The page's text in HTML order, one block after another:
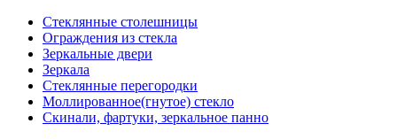
Стеклянные столешницы
Ограждения из стекла
Зеркальные двери
Зеркала
Стеклянные перегородки
Моллированное(гнутое) стекло
Скинали, фартуки, зеркальное панно